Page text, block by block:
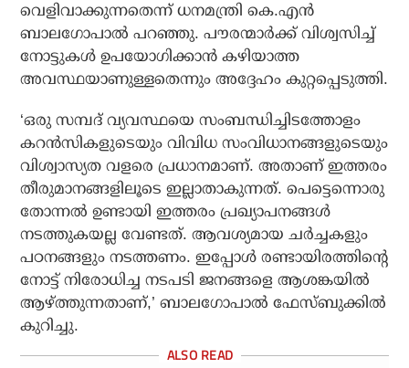
വെളിവാക്കുന്നതെന്ന് ധനമന്ത്രി കെ.എന്‍
ബാലഗോപാല്‍ പറഞ്ഞു. പൗരന്മാര്‍ക്ക് വിശ്വസിച്ച്
നോട്ടുകള്‍ ഉപയോഗിക്കാന്‍ കഴിയാത്ത
അവസ്ഥയാണുള്ളതെന്നും അദ്ദേഹം കുറ്റപ്പെടുത്തി.
‘ഒരു സമ്പദ് വ്യവസ്ഥയെ സംബന്ധിച്ചിടത്തോളം
കറന്‍സികളുടെയും വിവിധ സംവിധാനങ്ങളുടെയും
വിശ്വാസ്യത വളരെ പ്രധാനമാണ്. അതാണ് ഇത്തരം
തീരുമാനങ്ങളിലൂടെ ഇല്ലാതാകുന്നത്. പെട്ടെന്നൊരു
തോന്നല്‍ ഉണ്ടായി ഇത്തരം പ്രഖ്യാപനങ്ങള്‍
നടത്തുകയല്ല വേണ്ടത്. ആവശ്യമായ ചര്‍ച്ചകളും
പഠനങ്ങളും നടത്തണം. ഇപ്പോള്‍ രണ്ടായിരത്തിന്റെ
നോട്ട് നിരോധിച്ച നടപടി ജനങ്ങളെ ആശങ്കയില്‍
ആഴ്ത്തുന്നതാണ്,’ ബാലഗോപാല്‍ ഫേസ്ബുക്കില്‍
കുറിച്ചു.